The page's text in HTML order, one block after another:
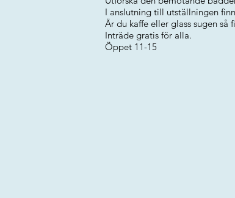
I anslutning till utställningen
Är du kaffe eller glass sugen så
Inträde gratis för alla.
Öppet 11-15